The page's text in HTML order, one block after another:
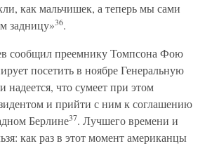
как мальчишек, а теперь мы сами
задницу»36.
сообщил преемнику Томпсона Фою
посетить в ноябре Генеральную
что сумеет при этом
и прийти с ним к соглашению
Берлине37. Лучшего времени и
как раз в этот момент американцы